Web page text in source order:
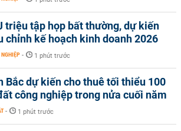
triệu tập họp bất thường, dự kiến
chỉnh kế hoạch kinh doanh 2026
NGHIỆP - 1 phút trước
Bắc dự kiến cho thuê tối thiểu 100
công nghiệp trong nửa cuối năm
- 1 phút trước